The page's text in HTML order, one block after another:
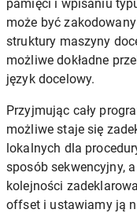
pamięci i wpisaniu
może być
struktury maszyny
możliwe dokładne
język docelowy.
Przyjmując cały
możliwe staje się
lokalnych dla
sposób sekwencyjny,
kolejności
offset i ustawiamy ją